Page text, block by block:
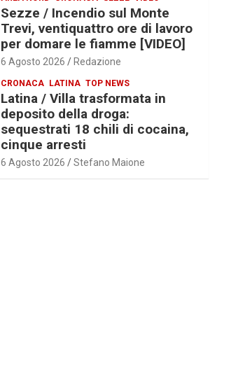
Sezze / Incendio sul Monte
Trevi, ventiquattro ore di lavoro
per domare le fiamme [VIDEO]
6 Agosto 2026 Redazione
CRONACA LATINA TOP NEWS
Latina / Villa trasformata in
deposito della droga:
sequestrati 18 chili di cocaina,
cinque arresti
6 Agosto 2026 Stefano Maione